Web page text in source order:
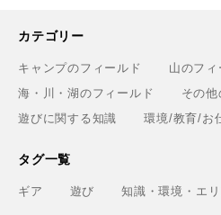
カテゴリー
キャンプのフィールド
山のフィ
海・川・湖のフィールド
その他
遊びに関する知識
環境/教育/お
タグ一覧
ギア 遊び 知識・環境・エリ